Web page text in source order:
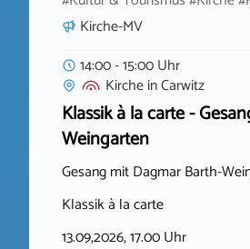
Kirche-MV
14:00 - 15:00 Uhr
KircheinCarwitz
Klassik à la carte -
Weingarten
Gesang mit Dagmar Barth-
Klassik à la carte
13.09,2026, 17.00 Uhr